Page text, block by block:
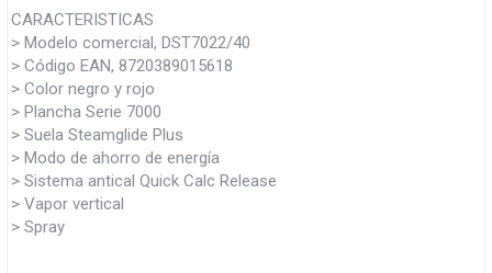
CARACTERISTICAS
> Modelo comercial, DST7022/40
> Código EAN, 8720389015618
> Color negro y rojo
> Plancha Serie 7000
> Suela Steamglide Plus
> Modo de ahorro de energía
> Sistema antical Quick Calc Release
> Vapor vertical
> Spray